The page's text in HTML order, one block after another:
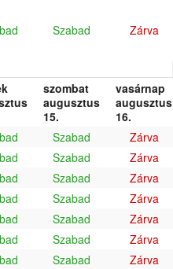
Szabad Zárva
szombat
augusztus
15.
vasárnap
augusztus
16.
Szabad
Zárva
Szabad
Zárva
Szabad
Zárva
Szabad
Zárva
Szabad
Zárva
Szabad
Zárva
Szabad
Zárva